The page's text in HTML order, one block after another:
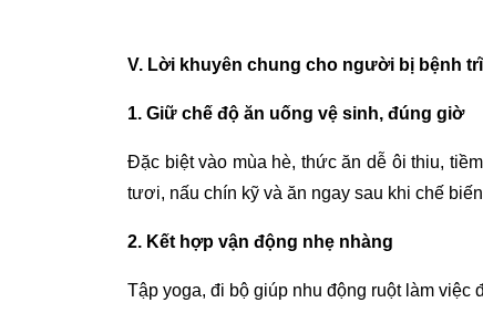
V. Lời khuyên chung cho người bị bệnh trĩ
1. Giữ chế độ ăn uống vệ sinh, đúng giờ
Đặc biệt vào mùa hè, thức ăn dễ ôi thiu,
tươi, nấu chín kỹ và ăn ngay sau khi chế
2. Kết hợp vận động nhẹ nhàng
Tập yoga, đi bộ giúp nhu động ruột làm việc